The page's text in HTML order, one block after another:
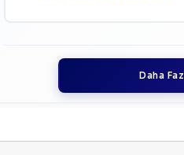
Daha